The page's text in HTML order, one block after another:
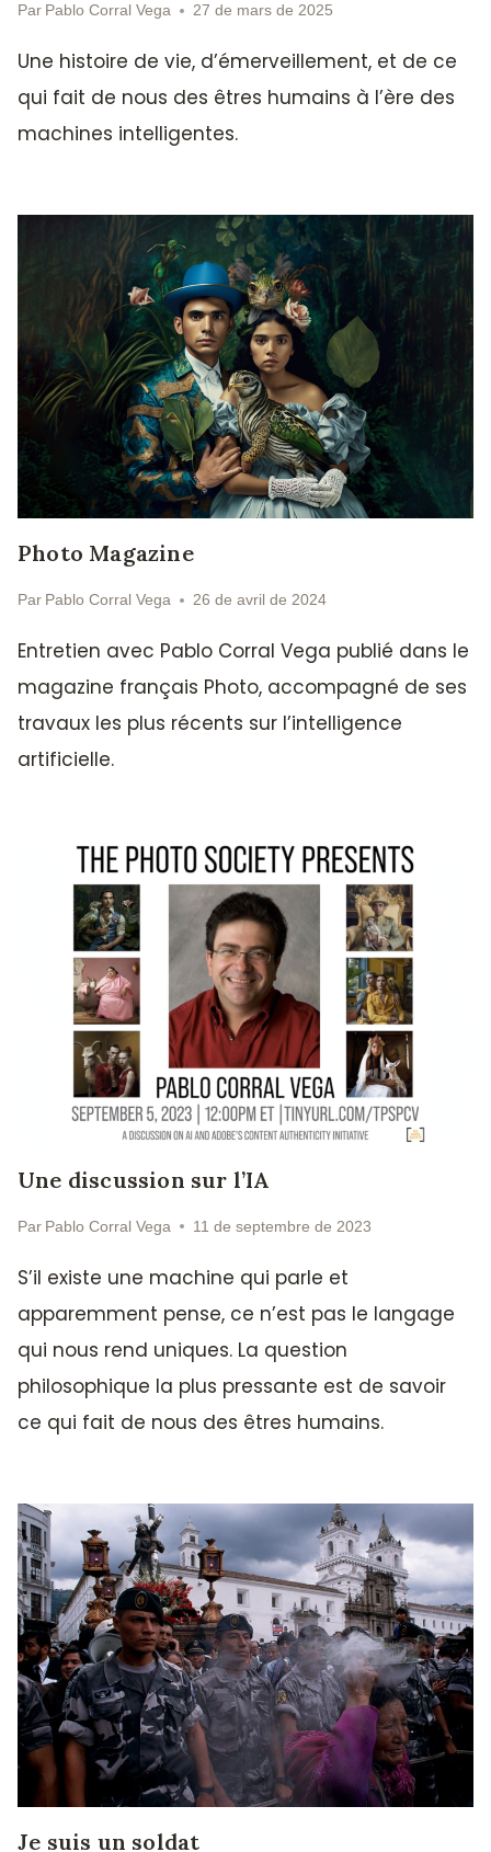
Par Pablo Corral Vega 27 de mars de 2025
Une histoire de vie, d’émerveillement, et de ce
qui fait de nous des êtres humains à l’ère des
machines intelligentes.
Photo Magazine
Par Pablo Corral Vega 26 de avril de 2024
Entretien avec Pablo Corral Vega publié dans le
magazine français Photo, accompagné de ses
travaux les plus récents sur l’intelligence
artificielle.
Une discussion sur l’IA
Par Pablo Corral Vega 11 de septembre de 2023
S’il existe une machine qui parle et
apparemment pense, ce n’est pas le langage
qui nous rend uniques. La question
philosophique la plus pressante est de savoir
ce qui fait de nous des êtres humains.
Je suis un soldat